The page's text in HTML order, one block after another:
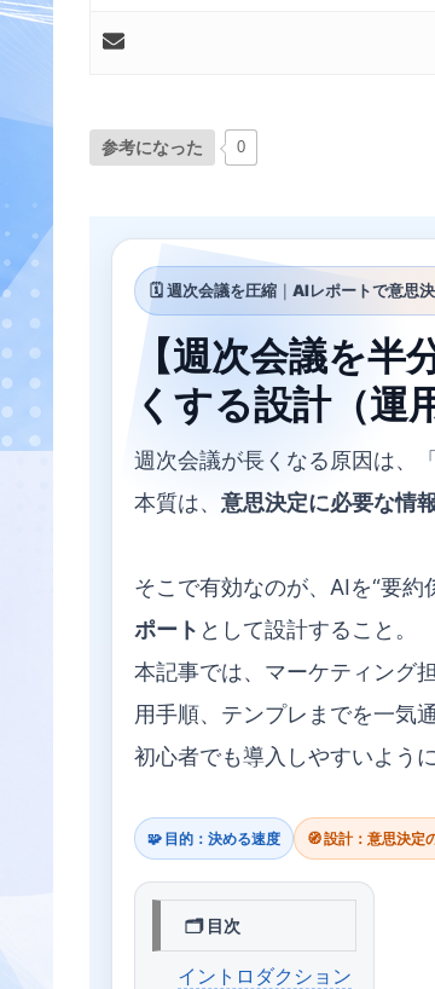
参考になった 0
🗓️ 週次会議を圧縮 ｜ AIレポートで意思
【週次会議を半
くする設計（運
週次会議が長くなる原因は、
本質は、 意思決定に必要な情
そこで有効なのが、AIを“要約
ポート として設計すること。
本記事では、マーケティング
用手順、テンプレまでを一気
初心者でも導入しやすいよう
🧩 目的：決める速度 🧭 設計：意思決定
🗂 目次
イントロダクション